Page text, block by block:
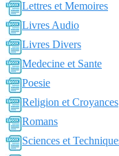
Lettres et Memoires
Livres Audio
Livres Divers
Medecine et Sante
Poesie
Religion et Croyances
Romans
Sciences et